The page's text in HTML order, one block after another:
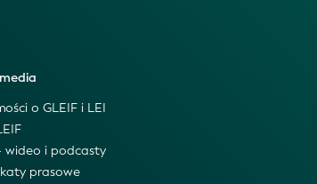
o GLEIF i LEI
wideo i podcasty
prasowe